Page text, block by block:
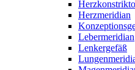
Herzmeridian
Lebermeridian
Lenkergefäß